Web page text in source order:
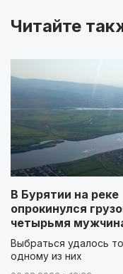
Читайте
В Бурятии на реке
опрокинулся
четырьмя
Выбраться удалось
одному из них